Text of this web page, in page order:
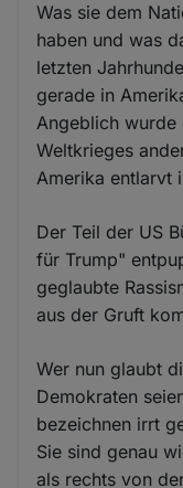
Was sie dem
haben und was
letzten
gerade in
Angeblich wurde
Weltkrieges
Amerika entlarvt
Der Teil der US
für Trump"
geglaubte
aus der Gruft
Wer nun glaubt
Demokraten
bezeichnen irrt
Sie sind genau
als rechts von